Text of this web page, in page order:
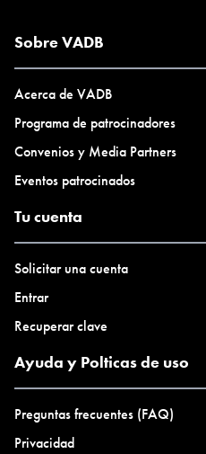
Sobre VADB
Acerca de VADB
Programa de patrocinadores
Convenios y Media Partners
Eventos patrocinados
Tu cuenta
Solicitar una cuenta
Entrar
Recuperar clave
Ayuda y Polticas de uso
Preguntas frecuentes (FAQ)
Privacidad